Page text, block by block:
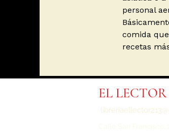
personal
comida
recetas
EL LECTOR